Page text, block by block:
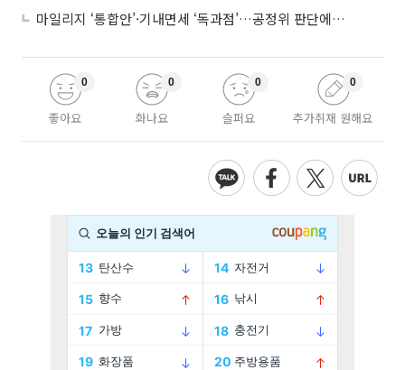
마일리지 ‘통합안’·기내면세 ‘독과점’…공정위 판단에 쏠린 눈
좋아요
0
화나요
0
슬퍼요
0
추가취재 원해요
0